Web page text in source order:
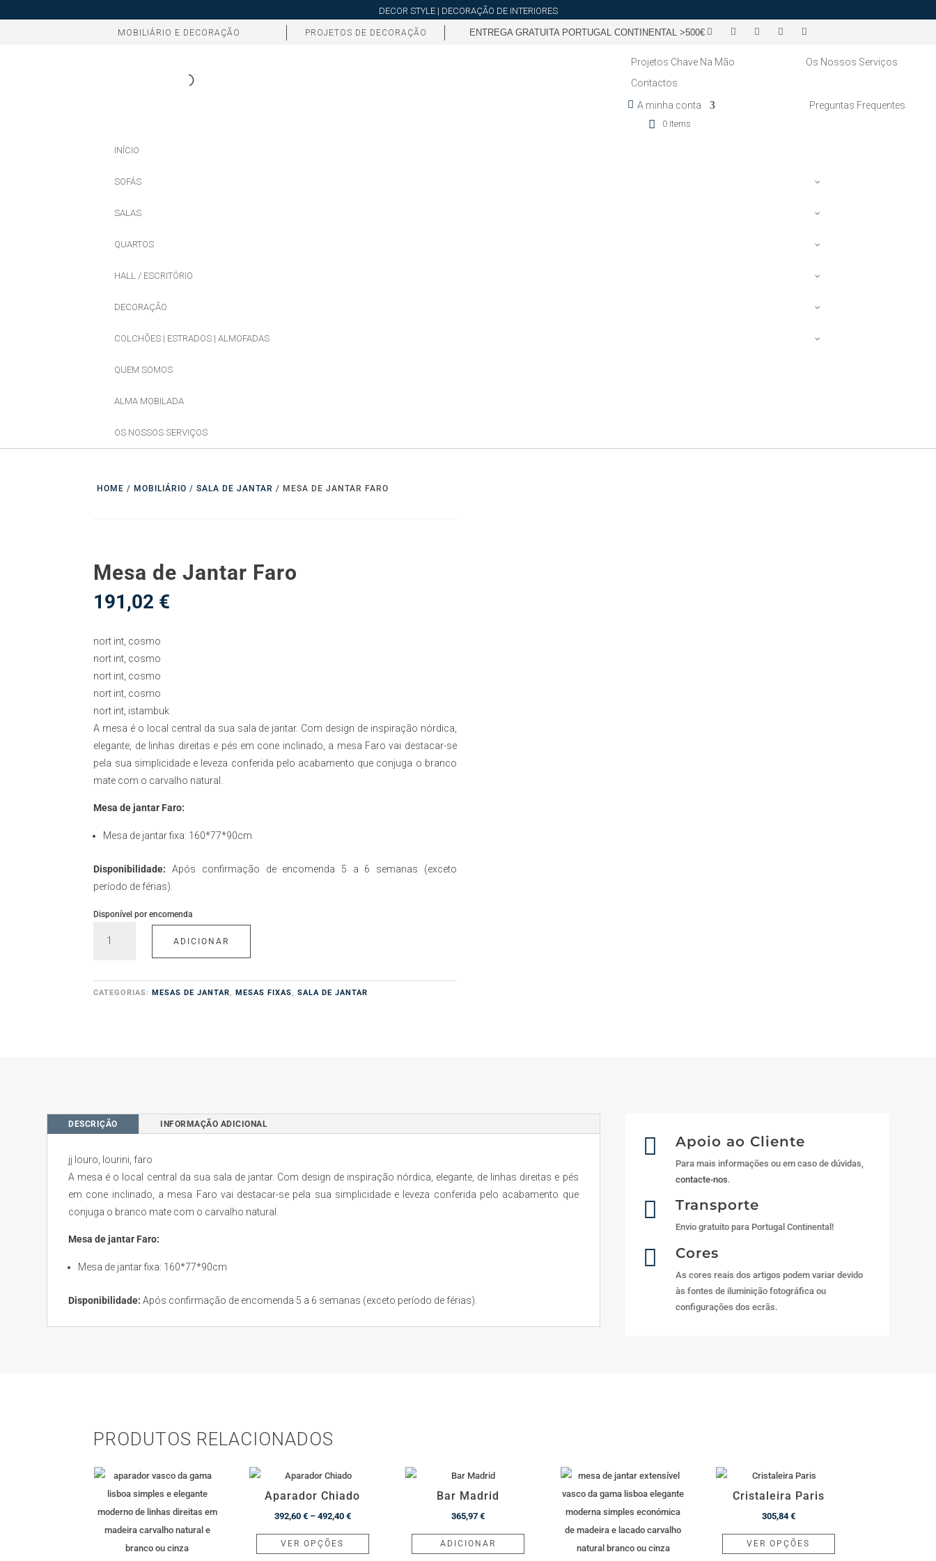
DECOR STYLE | DECORAÇÃO DE INTERIORES
MOBILIÁRIO E DECORAÇÃO PROJETOS DE DECORAÇÃO ENTREGA GRATUITA PORTUGAL CONTINENTAL >500€
Projetos Chave Na Mão
Os Nossos Serviços
Contactos
A minha conta
Preguntas Frequentes
0 Items
INÍCIO
SOFÁS
SALAS
QUARTOS
HALL / ESCRITÓRIO
DECORAÇÃO
COLCHÕES | ESTRADOS | ALMOFADAS
QUEM SOMOS
ALMA MOBILADA
OS NOSSOS SERVIÇOS
HOME / MOBILIÁRIO /SALA DE JANTAR / MESA DE JANTAR FARO
Mesa de Jantar Faro
191,02 €
nort int, cosmo
nort int, cosmo
nort int, cosmo
nort int, cosmo
nort int, istambuk
A mesa é o local central da sua sala de jantar. Com design de inspiração nórdica,
elegante, de linhas direitas e pés em cone inclinado, a mesa Faro vai destacar-se
pela sua simplicidade e leveza conferida pelo acabamento que conjuga o branco
mate com o carvalho natural.
Mesa de jantar Faro:
Mesa de jantar fixa: 160*77*90cm
Disponibilidade: Após confirmação de encomenda 5 a 6 semanas (exceto
período de férias).
Disponível por encomenda
Jantar
ADICIONAR
CATEGORIAS: MESAS DE JANTAR, MESAS FIXAS,SALA DE JANTAR
DESCRIÇÃO INFORMAÇÃO ADICIONAL
jj louro, lourini, faro
A mesa é o local central da sua sala de jantar. Com design de inspiração nórdica, elegante, de linhas direitas e pés
em cone inclinado, a mesa Faro vai destacar-se pela sua simplicidade e leveza conferida pelo acabamento que
conjuga o branco mate com o carvalho natural.
Mesa de jantar Faro:
Mesa de jantar fixa: 160*77*90cm
Disponibilidade: Após confirmação de encomenda 5 a 6 semanas (exceto período de férias).
 Apoio ao Cliente
Para mais informações ou em caso de dúvidas,
contacte-nos.
 Transporte
Envio gratuito para Portugal Continental!
 Cores
As cores reais dos artigos podem variar devido
às fontes de iluminição fotográfica ou
configurações dos ecrãs.
PRODUTOS RELACIONADOS
Aparador Chiado
392,60 € – 492,40 €Price
range:
392,60 €
VER OPÇÕES
This
product
Bar Madrid
365,97 €
ADICIONAR
Cristaleira Paris
305,84€
VER OPÇÕES
This
product